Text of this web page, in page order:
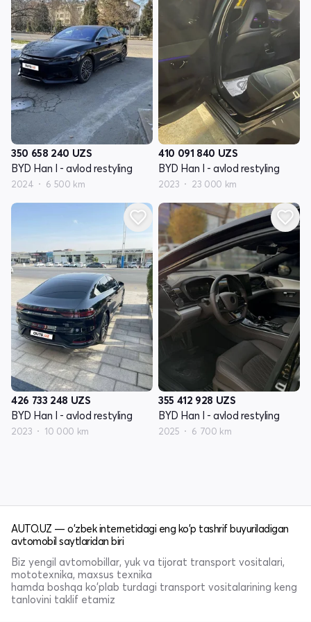
350 658 240 UZS
BYD Han I - avlod restyling
2024 6 500 km
410 091 840 UZS
BYD Han I - avlod restyling
2023 23 000 km
426 733 248 UZS
BYD Han I - avlod restyling
2023 10 000 km
355 412 928 UZS
BYD Han I - avlod restyling
2025 6 700 km
AUTO.UZ — o'zbek internetidagi eng ko'p tashrif buyuriladigan
avtomobil saytlaridan biri
Biz yengil avtomobillar, yuk va tijorat transport vositalari,
mototexnika, maxsus texnika
hamda boshqa ko'plab turdagi transport vositalarining keng
tanlovini taklif etamiz